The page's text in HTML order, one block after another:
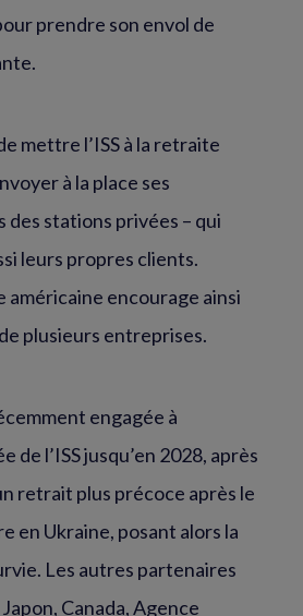
prendre son envol de
mettre l’ISS à la retraite
à la place ses
des stations privées – qui
leurs propres clients.
américaine encourage ainsi
plusieurs entreprises.
engagée à
de l’ISS jusqu’en 2028, après
retrait plus précoce après le
en Ukraine, posant alors la
Les autres partenaires
Canada, Agence